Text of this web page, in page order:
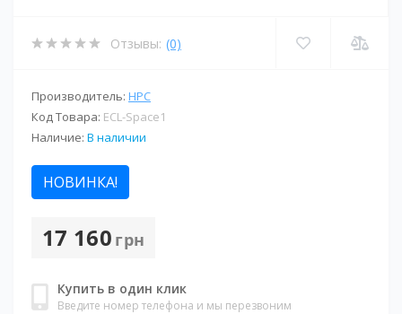
Отзывы: (0)
Производитель: HPC
Код Товара: ECL-Space1
Наличие: В наличии
НОВИНКА!
17 160 грн
Купить в один клик
Введите номер телефона и мы перезвоним